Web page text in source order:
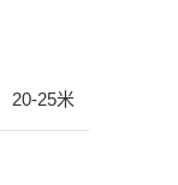
20-25米